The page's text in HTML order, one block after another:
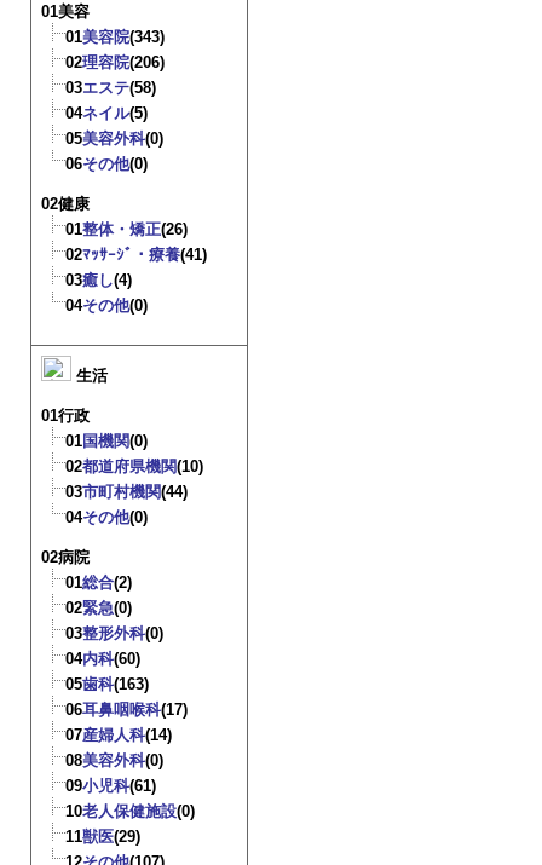
01美容
01美容院(343)
02理容院(206)
03エステ(58)
04ネイル(5)
05美容外科(0)
06その他(0)
02健康
01整体・矯正(26)
02ﾏｯｻｰｼﾞ・療養(41)
03癒し(4)
04その他(0)
生活
01行政
01国機関(0)
02都道府県機関(10)
03市町村機関(44)
04その他(0)
02病院
01総合(2)
02緊急(0)
03整形外科(0)
04内科(60)
05歯科(163)
06耳鼻咽喉科(17)
07産婦人科(14)
08美容外科(0)
09小児科(61)
10老人保健施設(0)
11獣医(29)